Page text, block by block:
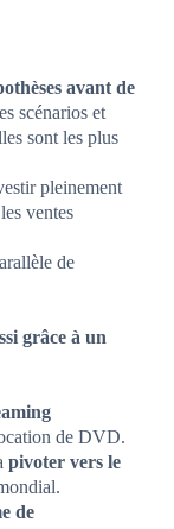
avant de
scénarios et
sont les plus
pleinement
ventes
de
grâce à un
de DVD.
pivoter vers le
de